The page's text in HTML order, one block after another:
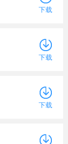
下载
下载
下载